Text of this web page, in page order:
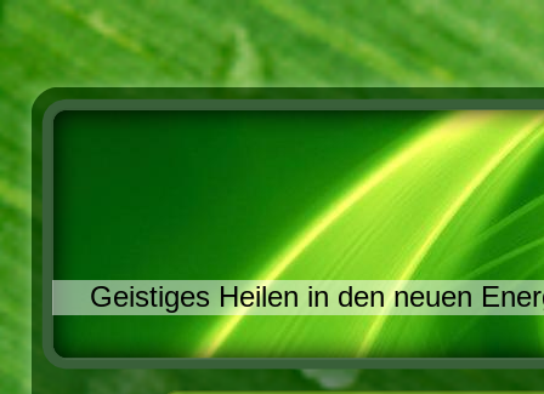
Geistiges Heilen in den neuen